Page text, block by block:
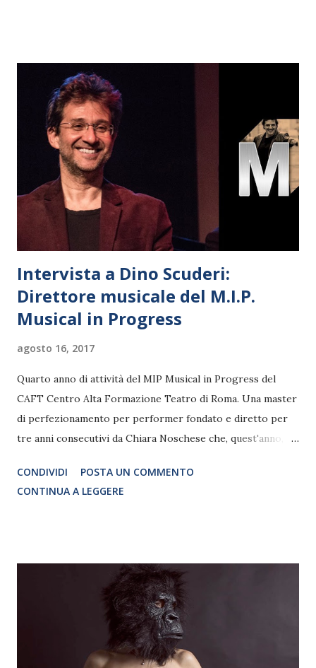
Intervista a Dino Scuderi:
Direttore musicale del M.I.P.
Musical in Progress
agosto 16, 2017
Quarto anno di attività del MIP Musical in Progress del
CAFT Centro Alta Formazione Teatro di Roma. Una master
di perfezionamento per performer fondato e diretto per
tre anni consecutivi da Chiara Noschese che, quest'anno,
mese abbiamo approfondito l'argomento, intervistando i
docenti che fanno parte di questa squadra: Emiliano Raya,
Musical in Progress e docente di studio del repertorio
CONDIVIDI
POSTA UN COMMENTO
CONTINUA A LEGGERE